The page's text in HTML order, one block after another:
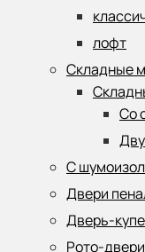
лофт
Складные
Со
С
Двери
Дверь-
Рото-двери